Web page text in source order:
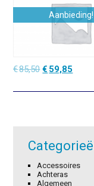
Aanbieding!
€85,50
was:
€ 59,85
is:
Accessoires
Achteras
Algemeen